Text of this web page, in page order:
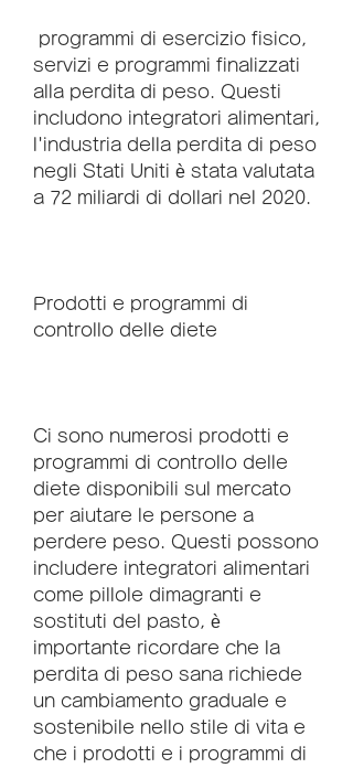
servizi e programmi finalizzati
alla perdita di peso. Questi
includono integratori alimentari,
l'industria della perdita di peso
negli Stati Uniti è stata valutata
a 72 miliardi di dollari nel 2020.
Prodotti e programmi di
controllo delle diete
Ci sono numerosi prodotti e
programmi di controllo delle
diete disponibili sul mercato
per aiutare le persone a
perdere peso. Questi possono
includere integratori alimentari
come pillole dimagranti e
sostituti del pasto, è
importante ricordare che la
perdita di peso sana richiede
un cambiamento graduale e
sostenibile nello stile di vita e
che i prodotti e i programmi di